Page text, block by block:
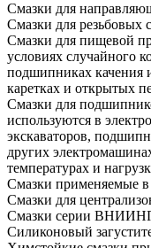
Смазки для
Смазки для резьбовых
Смазки для пищевой
условиях случайного
подшипниках качения
каретках и открытых
Смазки для
используются в
экскаваторов,
других
температурах и
Смазки применяемые
Смазки для
Смазки серии
Силиконовый